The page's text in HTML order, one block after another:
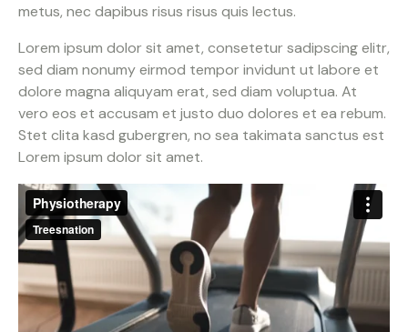
metus, nec dapibus risus risus quis lectus.
Lorem ipsum dolor sit amet, consetetur sadipscing elitr,
sed diam nonumy eirmod tempor invidunt ut labore et
dolore magna aliquyam erat, sed diam voluptua. At
vero eos et accusam et justo duo dolores et ea rebum.
Stet clita kasd gubergren, no sea takimata sanctus est
Lorem ipsum dolor sit amet.